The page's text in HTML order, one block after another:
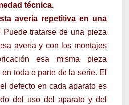
técnica.
avería repetitiva en una
Puede tratarse de una pieza
avería y con los montajes
esa misma pieza
toda o parte de la serie. El
defecto en cada aparato es
del uso del aparato y del